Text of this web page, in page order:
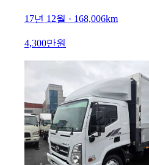
17년 12월 · 168,006km
4,300만원